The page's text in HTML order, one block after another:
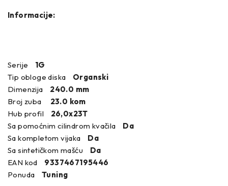
Informacije:
Serije 1G
Tip obloge diska Organski
Dimenzija
240.0 mm
Broj zuba
23.0 kom
Hub profil 26,0x23T
Sa pomoćnim cilindrom kvačila
Da
Sa kompletom vijaka
Da
Sa sintetičkom mašću Da
EAN kod
9337467195446
Ponuda
Tuning